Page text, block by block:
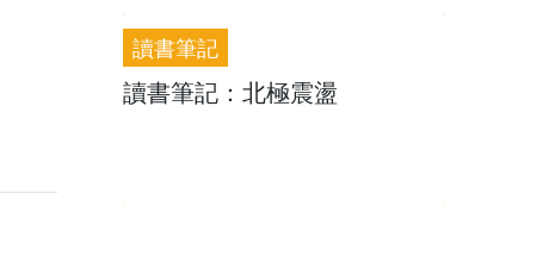
讀書筆記
讀書筆記：北極震盪